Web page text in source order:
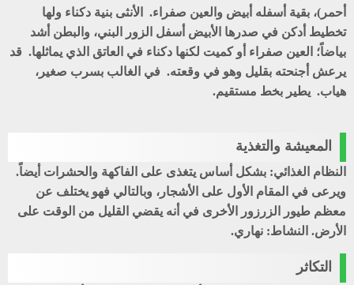
أحمر)، بقية أسفله أبيض والعين صفراء. الأنثى بنية دكناء ولها
تخطيط أدكن في صدرها الأبيض أسفل الزور البني، والبطن أشد
بياضاً؛ العين صفراء أو كميت لكنها دكناء في العاتق الذي يماثلها. قد
يرعش أجنحته بقليل وهو في وقعته. في الغالب بسرب صغير،
هياب. يطير بخط مستقيم.
المعيشة والتغذية
النظام الغذائي: بشكل أساس يتغذى على الفاكهة والحشرات أيضاً.
ويرعى في المقام الأول على الأشجار، وبالتالي فهو يختلف عن
معظم طيور الزرزور الأخرى في أنه يقضي القليل من الوقت على
الأرض. النشاط: نهاري.
التكاثر